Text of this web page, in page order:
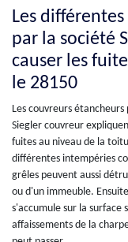
Les
par la société
causer les
le 28150
Les couvreurs
Siegler couvreur
fuites au niveau de la
différentes intempéries
grêles peuvent aussi
ou d'un immeuble.
s'accumule sur la surface
affaissements de la